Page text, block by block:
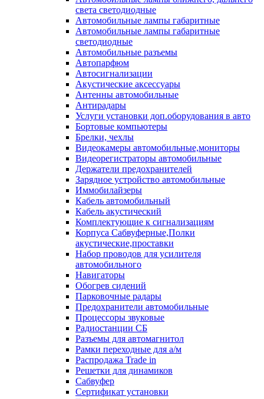
света светодиодные
Автомобильные лампы габаритные
Автомобильные лампы габаритные
светодиодные
Автомобильные разъемы
Автопарфюм
Автосигнализации
Акустические аксессуары
Антенны автомобильные
Антирадары
Услуги установки доп.оборудования в авто
Бортовые компьютеры
Брелки, чехлы
Видеокамеры автомобильные,мониторы
Видеорегистраторы автомобильные
Держатели предохранителей
Зарядное устройство автомобильные
Иммобилайзеры
Кабель автомобильный
Кабель акустический
Комплектующие к сигнализациям
Корпуса Сабвуферные,Полки
акустические,проставки
Набор проводов для усилителя
автомобильного
Навигаторы
Обогрев сидений
Парковочные радары
Предохранители автомобильные
Процессоры звуковые
Радиостанции СБ
Разъемы для автомагнитол
Рамки переходные для а/м
Распродажа Trade in
Решетки для динамиков
Сабвуфер
Сертификат установки